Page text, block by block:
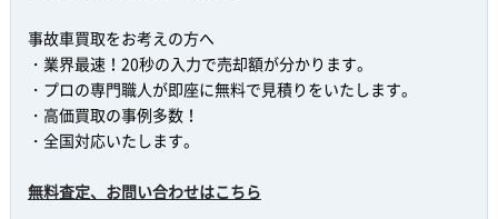
事故車買取をお考えの方へ
・業界最速！20秒の入力で売却額が分かります。
・プロの専門職人が即座に無料で見積りをいたします。
・高価買取の事例多数！
・全国対応いたします。
無料査定、お問い合わせはこちら